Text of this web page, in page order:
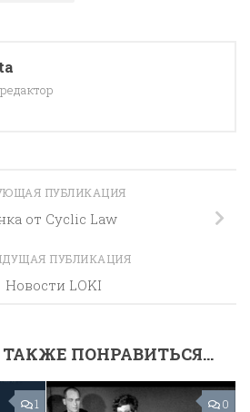
ПУБЛИКАЦИЯ
от Cyclic Law
ПУБЛИКАЦИЯ
Новости LOKI
ПОНРАВИТЬСЯ...
1 0